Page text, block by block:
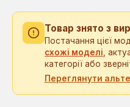
Товар знято з
Постачання цієї
схожі моделі,
категорії або
Переглянути